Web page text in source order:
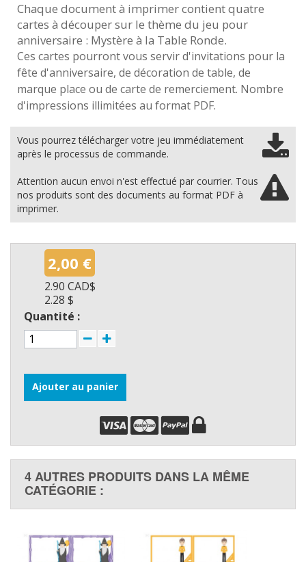
Chaque document à imprimer contient quatre
cartes à découper sur le thème du jeu pour
anniversaire : Mystère à la Table Ronde.
Ces cartes pourront vous servir d'invitations pour la
fête d'anniversaire, de décoration de table, de
marque place ou de carte de remerciement. Nombre
d'impressions illimitées au format PDF.
Vous pourrez télécharger votre jeu immédiatement
après le processus de commande.
Attention aucun envoi n'est effectué par courrier. Tous
nos produits sont des documents au format PDF à
imprimer.
2,00 €
2.90 CAD$
2.28 $
Quantité :
Ajouter au panier
4 AUTRES PRODUITS DANS LA MÊME
CATÉGORIE :